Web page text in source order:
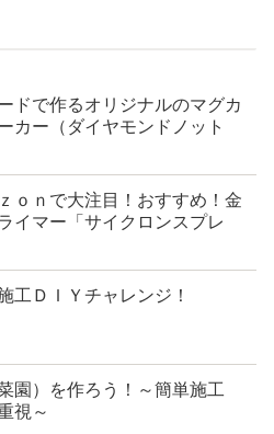
ドで作るオリジナルのマグカ
カー（ダイヤモンドノット
ｏｎで大注目！おすすめ！金
イマー「サイクロンスプレ
工ＤＩＹチャレンジ！
園）を作ろう！～簡単施工
視～